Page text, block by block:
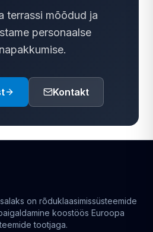
terrassi mõõdud ja
personaalse
Kontakt
on rõduklaasimissüsteemide
koostöös Euroopa
tootjaga.